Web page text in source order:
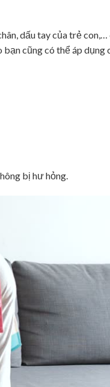
dấu tay của trẻ con,…
cũng có thể áp dụng
bị hư hỏng.